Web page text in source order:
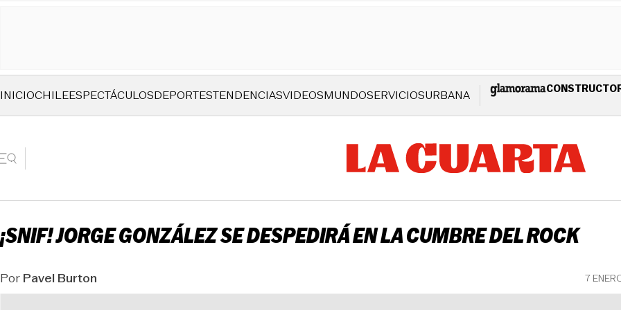
INICIOCHILEESPECTÁCULOSDEPORTESTENDENCIASVIDEOSMUNDOSERVICIOSURBANA
¡SNIF! JORGE GONZÁLEZ SE DESPEDIRÁ EN LA CUMBRE DEL ROCK
PorPavel Burton 7